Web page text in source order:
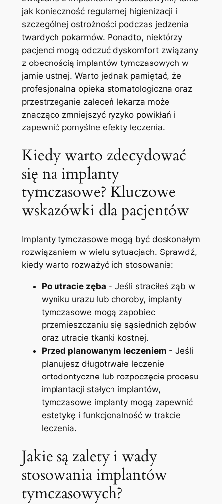
jak konieczność regularnej higienizacji i
szczególnej ⁢ostrożności ⁤podczas‌ jedzenia
⁣twardych ⁣pokarmów. Ponadto,⁤ niektórzy
pacjenci mogą odczuć dyskomfort związany
z obecnością ⁤implantów tymczasowych w
jamie ustnej. Warto jednak pamiętać,‌ że‌
profesjonalna opieka stomatologiczna oraz
przestrzeganie zaleceń lekarza może
znacząco ⁢zmniejszyć ryzyko powikłań i
zapewnić pomyślne efekty leczenia.
Kiedy warto zdecydować⁣
się na​ implanty
tymczasowe? Kluczowe
wskazówki dla pacjentów
Implanty tymczasowe mogą być doskonałym
rozwiązaniem w‍ wielu sytuacjach. Sprawdź,
kiedy warto rozważyć⁣ ich​ stosowanie:
Po utracie zęba ‌- ‍Jeśli ​straciłeś ‌ząb ​w
wyniku urazu lub choroby, implanty
‍tymczasowe mogą zapobiec
przemieszczaniu się ‍sąsiednich zębów
oraz utracie tkanki kostnej.
Przed‍ planowanym⁤ leczeniem -‌ Jeśli
planujesz długotrwałe leczenie
ortodontyczne lub⁣ rozpoczęcie procesu
implantacji stałych ‌implantów,
tymczasowe ​implanty mogą zapewnić
⁢estetykę i⁣ funkcjonalność w trakcie
leczenia.
Jakie są⁤ zalety i wady⁣
stosowania implantów
tymczasowych?